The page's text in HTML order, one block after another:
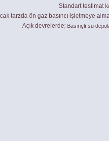
Standart teslimat
tarzda ön gaz basıncı işletmeye
Açık devrelerde; Basınçlı su